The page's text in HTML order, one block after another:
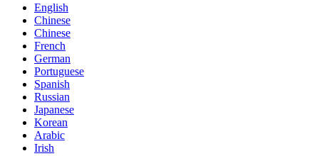
English
Chinese
Chinese
French
German
Portuguese
Spanish
Russian
Japanese
Korean
Arabic
Irish